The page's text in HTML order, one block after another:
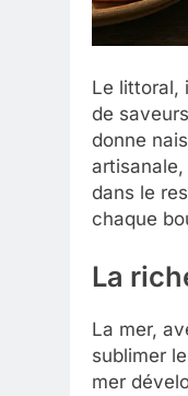
Le littoral,
de
donne
dans le
chaque
La
La mer,
sublimer
mer